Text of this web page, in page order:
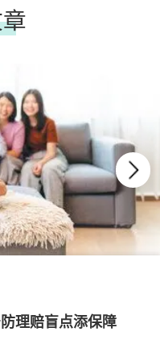
理赔盲点添保障